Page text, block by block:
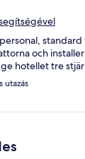
och
hotellet tre
utazás